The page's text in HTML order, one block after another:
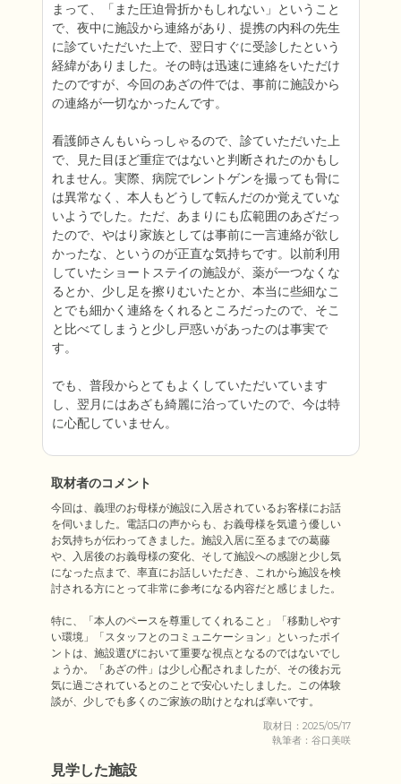
まって、「また圧迫骨折かもしれない」ということ
で、夜中に施設から連絡があり、提携の内科の先生
に診ていただいた上で、翌日すぐに受診したという
経緯がありました。その時は迅速に連絡をいただけ
たのですが、今回のあざの件では、事前に施設から
の連絡が一切なかったんです。
看護師さんもいらっしゃるので、診ていただいた上
で、見た目ほど重症ではないと判断されたのかもし
れません。実際、病院でレントゲンを撮っても骨に
は異常なく、本人もどうして転んだのか覚えていな
いようでした。ただ、あまりにも広範囲のあざだっ
たので、やはり家族としては事前に一言連絡が欲し
かったな、というのが正直な気持ちです。以前利用
していたショートステイの施設が、薬が一つなくな
るとか、少し足を擦りむいたとか、本当に些細なこ
とでも細かく連絡をくれるところだったので、そこ
と比べてしまうと少し戸惑いがあったのは事実で
す。
でも、普段からとてもよくしていただいています
し、翌月にはあざも綺麗に治っていたので、今は特
に心配していません。
取材者のコメント
今回は、義理のお母様が施設に入居されているお客様にお話
を伺いました。電話口の声からも、お義母様を気遣う優しい
お気持ちが伝わってきました。施設入居に至るまでの葛藤
や、入居後のお義母様の変化、そして施設への感謝と少し気
になった点まで、率直にお話しいただき、これから施設を検
討される方にとって非常に参考になる内容だと感じました。
特に、「本人のペースを尊重してくれること」「移動しやす
い環境」「スタッフとのコミュニケーション」といったポイ
ントは、施設選びにおいて重要な視点となるのではないでし
ょうか。「あざの件」は少し心配されましたが、その後お元
気に過ごされているとのことで安心いたしました。この体験
談が、少しでも多くのご家族の助けとなれば幸いです。
取材日：2025/05/17
執筆者：谷口美咲
見学した施設